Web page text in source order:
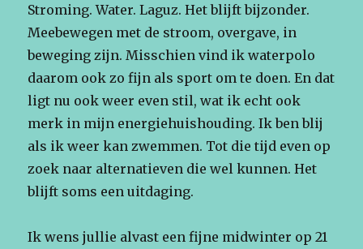
Stroming. Water. Laguz. Het blijft bijzonder.
Meebewegen met de stroom, overgave, in
beweging zijn. Misschien vind ik waterpolo
daarom ook zo fijn als sport om te doen. En dat
ligt nu ook weer even stil, wat ik echt ook
merk in mijn energiehuishouding. Ik ben blij
als ik weer kan zwemmen. Tot die tijd even op
zoek naar alternatieven die wel kunnen. Het
blijft soms een uitdaging.
Ik wens jullie alvast een fijne midwinter op 21